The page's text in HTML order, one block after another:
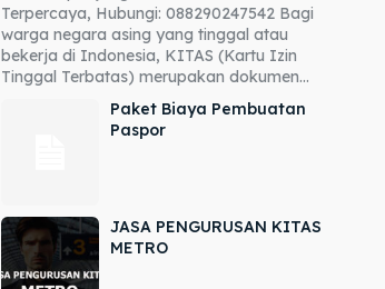
Terpercaya, Hubungi: 088290247542 Bagi
warga negara asing yang tinggal atau
bekerja di Indonesia, KITAS (Kartu Izin
Tinggal Terbatas) merupakan dokumen...
Paket Biaya Pembuatan
Paspor
JASA PENGURUSAN KITAS
METRO